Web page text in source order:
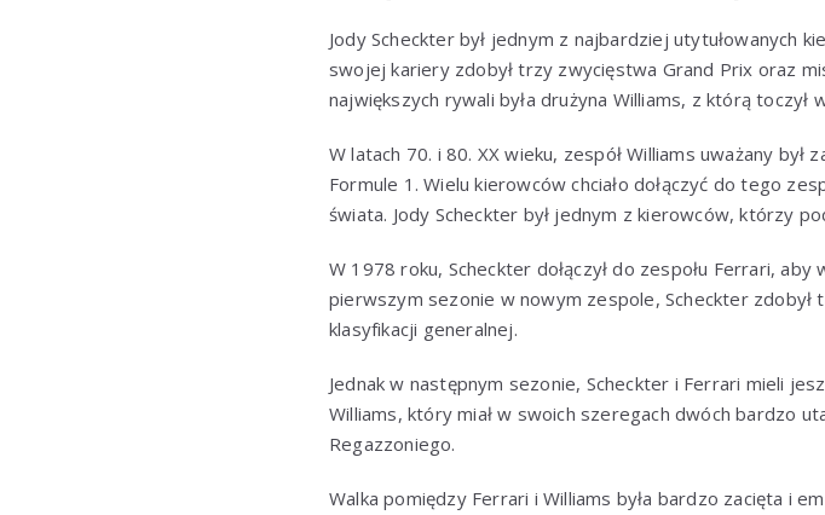
Jody Scheckter był jednym z najbardziej utytułowanych
swojej kariery zdobył trzy zwycięstwa Grand Prix oraz
największych rywali była drużyna Williams, z którą toczył
W latach 70. i 80. XX wieku, zespół Williams uważany
Formule 1. Wielu kierowców chciało dołączyć do tego
świata. Jody Scheckter był jednym z kierowców, którzy
W 1978 roku, Scheckter dołączył do zespołu Ferrari,
pierwszym sezonie w nowym zespole, Scheckter
klasyfikacji generalnej.
Jednak w następnym sezonie, Scheckter i Ferrari mieli
Williams, który miał w swoich szeregach dwóch bardzo
Regazzoniego.
Walka pomiędzy Ferrari i Williams była bardzo zacięta i